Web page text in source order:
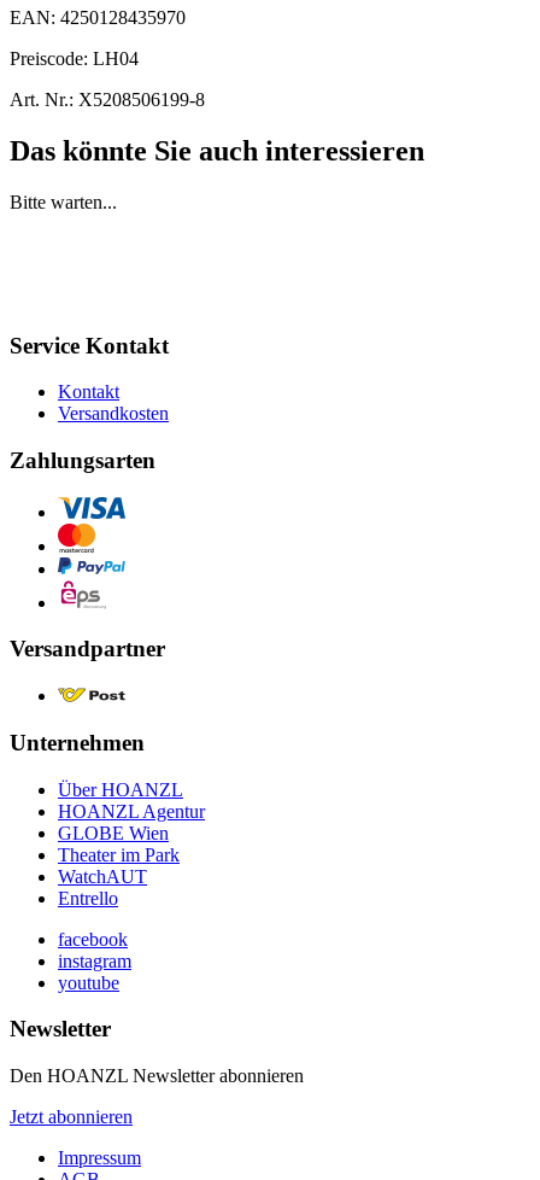
EAN: 4250128435970
Preiscode: LH04
Art. Nr.: X5208506199-8
Das könnte Sie auch interessieren
Bitte warten...
Service Kontakt
Kontakt
Versandkosten
Zahlungsarten
Versandpartner
Unternehmen
Über HOANZL
HOANZL Agentur
GLOBE Wien
Theater im Park
WatchAUT
Entrello
facebook
instagram
youtube
Newsletter
Den HOANZL Newsletter abonnieren
Jetzt abonnieren
Impressum